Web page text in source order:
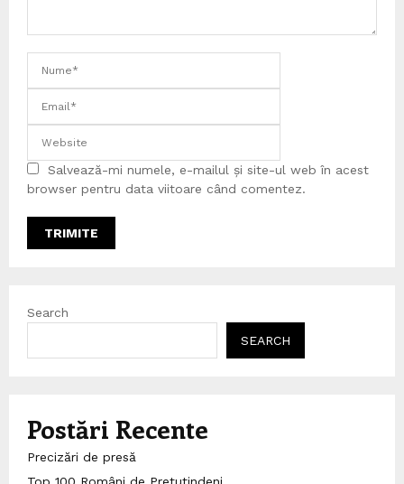
Salvează-mi numele, e-mailul și site-ul web în acest
browser pentru data viitoare când comentez.
Search
SEARCH
Postări Recente
Precizări de presă
Top 100 Români de Pretutindeni